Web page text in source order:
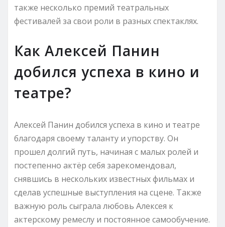
также несколько премий театральных
фестивалей за свои роли в разных спектаклях.
Как Алексей Панин
добился успеха в кино и
театре?
Алексей Панин добился успеха в кино и театре
благодаря своему таланту и упорству. Он
прошел долгий путь, начиная с малых ролей и
постепенно актёр себя зарекомендовал,
снявшись в нескольких известных фильмах и
сделав успешные выступления на сцене. Также
важную роль сыграла любовь Алексея к
актерскому ремеслу и постоянное самообучение.